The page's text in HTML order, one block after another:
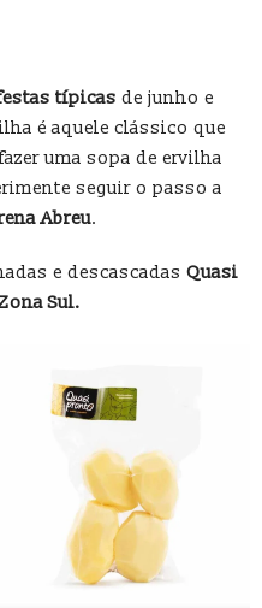
típicas de junho e
é aquele clássico que
uma sopa de ervilha
seguir o passo a
Abreu.
e descascadas Quasi
Sul.